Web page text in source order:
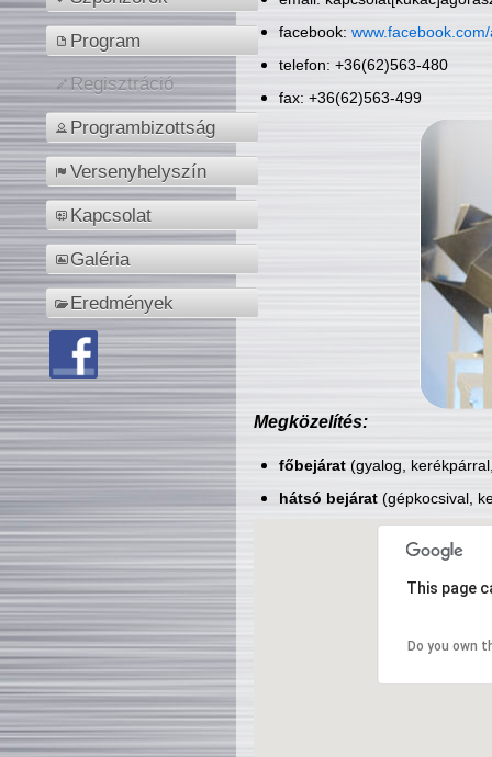
Program
Regisztráció
Programbizottság
Versenyhelyszín
Kapcsolat
Galéria
Eredmények
facebook:
telefon: +36(62)563-480
fax: +36(62)563-499
Megközelítés:
főbejárat(gyalog,
hátsó bejárat(gépkocsival,
This page
Do you own